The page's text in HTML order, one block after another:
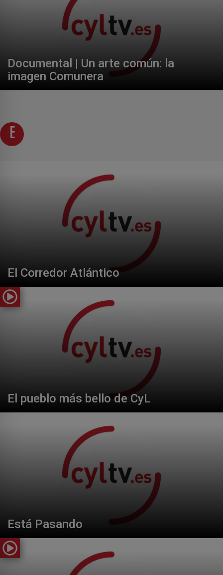
Documental | Un arte común: la
imagen Comunera
E
El Corredor Atlántico
El pueblo más bello de CyL
Está Pasando